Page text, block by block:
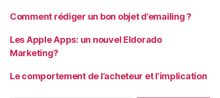
Comment rédiger un bon objet d’emailing ?
Les Apple Apps: un nouvel Eldorado
Marketing?
Le comportement de l’acheteur et l’implication